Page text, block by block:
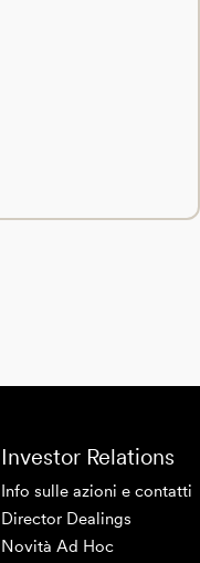
Investor Relations
Info sulle azioni e contatti
Director Dealings
Novità Ad Hoc